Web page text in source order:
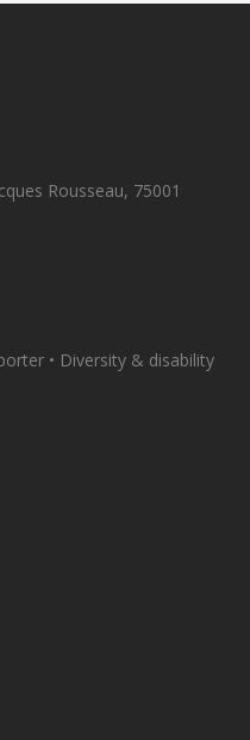
Rousseau, 75001
• Diversity & disability